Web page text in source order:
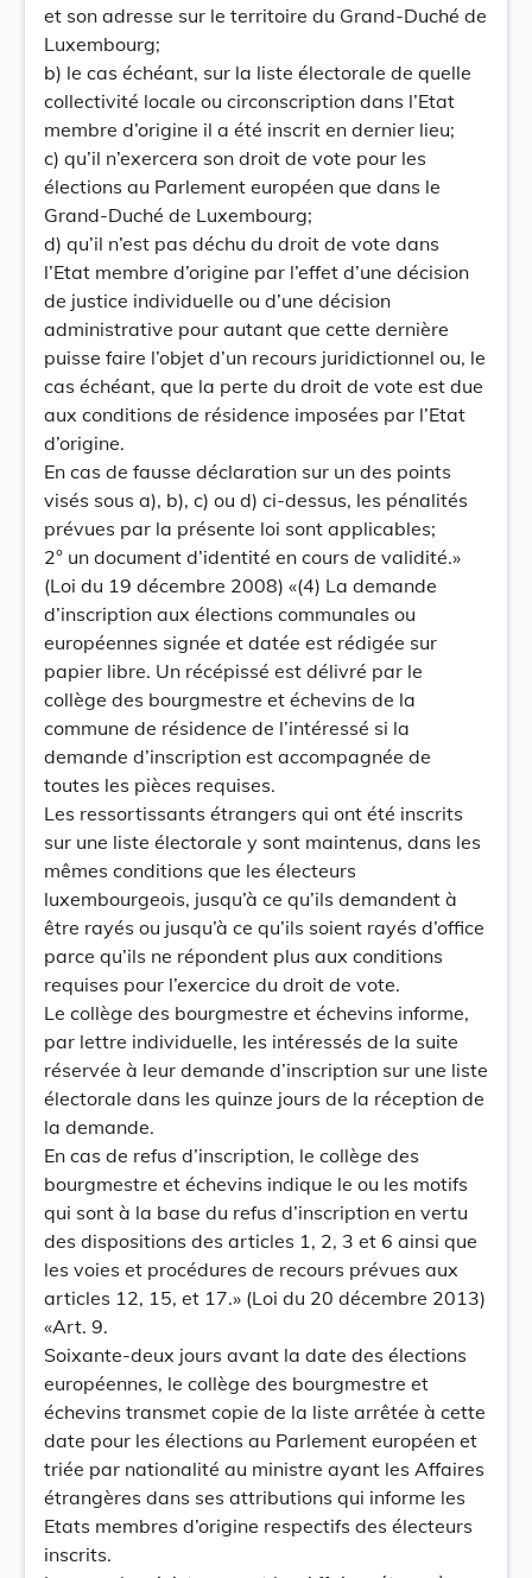
et son adresse sur le territoire du Grand-Duché de
Luxembourg;
b) le cas échéant, sur la liste électorale de quelle
collectivité locale ou circonscription dans l’Etat
membre d’origine il a été inscrit en dernier lieu;
c) qu’il n’exercera son droit de vote pour les
élections au Parlement européen que dans le
Grand-Duché de Luxembourg;
d) qu’il n’est pas déchu du droit de vote dans
l’Etat membre d’origine par l’effet d’une décision
de justice individuelle ou d’une décision
administrative pour autant que cette dernière
puisse faire l’objet d’un recours juridictionnel ou, le
cas échéant, que la perte du droit de vote est due
aux conditions de résidence imposées par l’Etat
d’origine.
En cas de fausse déclaration sur un des points
visés sous a), b), c) ou d) ci-dessus, les pénalités
prévues par la présente loi sont applicables;
2° un document d’identité en cours de validité.»
(Loi du 19 décembre 2008) «(4) La demande
d’inscription aux élections communales ou
européennes signée et datée est rédigée sur
papier libre. Un récépissé est délivré par le
collège des bourgmestre et échevins de la
commune de résidence de l’intéressé si la
demande d’inscription est accompagnée de
toutes les pièces requises.
Les ressortissants étrangers qui ont été inscrits
sur une liste électorale y sont maintenus, dans les
mêmes conditions que les électeurs
luxembourgeois, jusqu’à ce qu’ils demandent à
être rayés ou jusqu’à ce qu’ils soient rayés d’office
parce qu’ils ne répondent plus aux conditions
requises pour l’exercice du droit de vote.
Le collège des bourgmestre et échevins informe,
par lettre individuelle, les intéressés de la suite
réservée à leur demande d’inscription sur une liste
électorale dans les quinze jours de la réception de
la demande.
En cas de refus d’inscription, le collège des
bourgmestre et échevins indique le ou les motifs
qui sont à la base du refus d’inscription en vertu
des dispositions des articles 1, 2, 3 et 6 ainsi que
les voies et procédures de recours prévues aux
articles 12, 15, et 17.» (Loi du 20 décembre 2013)
«Art. 9.
Soixante-deux jours avant la date des élections
européennes, le collège des bourgmestre et
échevins transmet copie de la liste arrêtée à cette
date pour les élections au Parlement européen et
triée par nationalité au ministre ayant les Affaires
étrangères dans ses attributions qui informe les
Etats membres d’origine respectifs des électeurs
inscrits.